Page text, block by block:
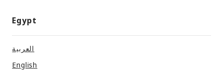
Egypt
العربية
English